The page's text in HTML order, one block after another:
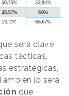
será clave
tácticas,
estratégicas,
lo será
que